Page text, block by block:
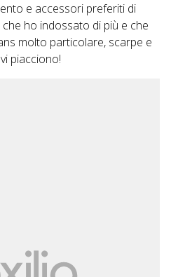
e accessori preferiti di
ho indossato di più e che
molto particolare, scarpe e
piacciono!